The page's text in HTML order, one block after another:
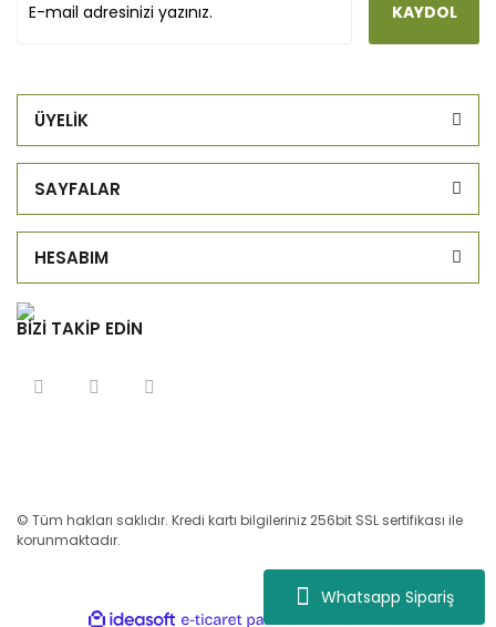
Whatsapp Sipariş
KAYDOL
ÜYELİK
SAYFALAR
HESABIM
BİZİ TAKİP EDİN
© Tüm hakları saklıdır. Kredi kartı bilgileriniz 256bit SSL sertifikası ile
korunmaktadır.
ideasoft